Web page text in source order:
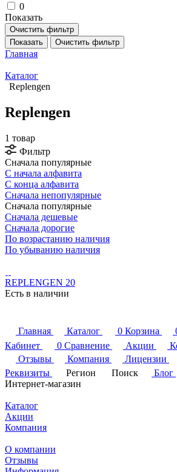
0
Показать
Очистить фильтр
Показать
Очистить фильтр
Главная
Каталог
Replengen
Replengen
1 товар
Фильтр
Сначала популярные
С начала алфавита
С конца алфавита
Сначала непопулярные
Сначала популярные
Сначала дешевые
Сначала дорогие
По возрастанию наличия
По убыванию наличия
REPLENGEN 20
Есть в наличии
Главная Каталог 0 Корзина
Кабинет
0 Сравнение Акции
Отзывы
Компания Лицензии
Реквизиты
Регион Поиск Блог
Интернет-магазин
Каталог
Акции
Компания
О компании
Отзывы